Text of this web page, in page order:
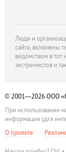
Люди и
сайта, включены
ведомством в
экстремистов и
© 2001—2026ООО
При использовании
информации (для
О проекте